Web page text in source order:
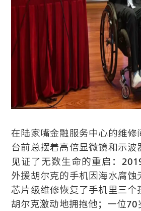
在陆家嘴金融服务中心的维修
台前总摆着高倍显微镜和示波
见证了无数生命的重启：
外援胡尔克的手机因海水腐蚀
芯片级维修恢复了手机里三个
胡尔克激动地拥抱他；一位